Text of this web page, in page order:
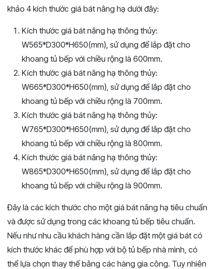
khảo 4 kích thước giá bát nâng hạ dưới đây:
Kích thước giá bát nâng hạ thông thủy:
W565*D300*H650(mm), sử dụng để lắp đặt cho
khoang tủ bếp với chiều rộng là 600mm.
Kích thước giá bát nâng hạ thông thủy:
W665*D300*H650(mm), sử dụng để lắp đặt cho
khoang tủ bếp với chiều rộng là 700mm.
Kích thước giá bát nâng hạ thông thủy:
W765*D300*H650(mm), sử dụng để lắp đặt cho
khoang tủ bếp với chiều rộng là 800mm.
Kích thước giá bát nâng hạ thông thủy:
W865*D300*H650(mm), sử dụng để lắp đặt cho
khoang tủ bếp với chiều rộng là 900mm.
Đây là các kích thước cho một giá bát nâng hạ tiêu chuẩn
và được sử dụng trong các khoang tủ bếp tiêu chuẩn.
Nếu như nhu cầu khách hàng cần lắp đặt một giá bát có
kích thước khác để phù hợp với bộ tủ bếp nhà mình, có
thể lựa chọn thay thế bằng các hàng gia công. Tuy nhiên